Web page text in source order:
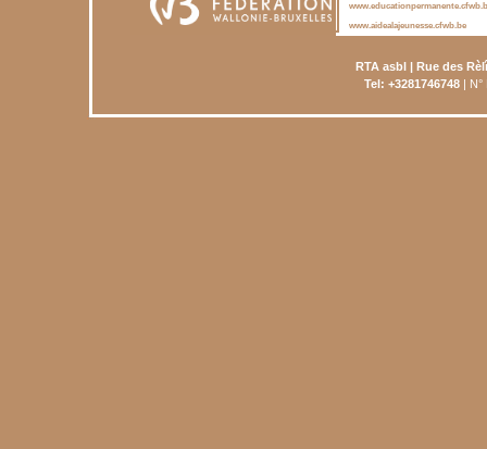
www.aidealajeunesse.cfwb.be
RTA asbl | Rue des
Tel: +3281746748| N°